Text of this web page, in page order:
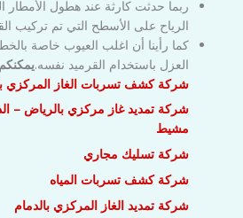
ربما حدثت كارثة عند هطول الأمطار
الرياح على الأسطح التي تم تركيب
كما رأينا أن اغلب العيوب خاصة
العزل باستخدام القرميد نفسه.
شركة كشف تسربات الغاز المركزي
شركة تمديد غاز مركزي بالرياض –
مشيط
شركة تسليك مجاري
شركة كشف تسربات المياه
شركة تمديد الغاز المركزي بالدمام